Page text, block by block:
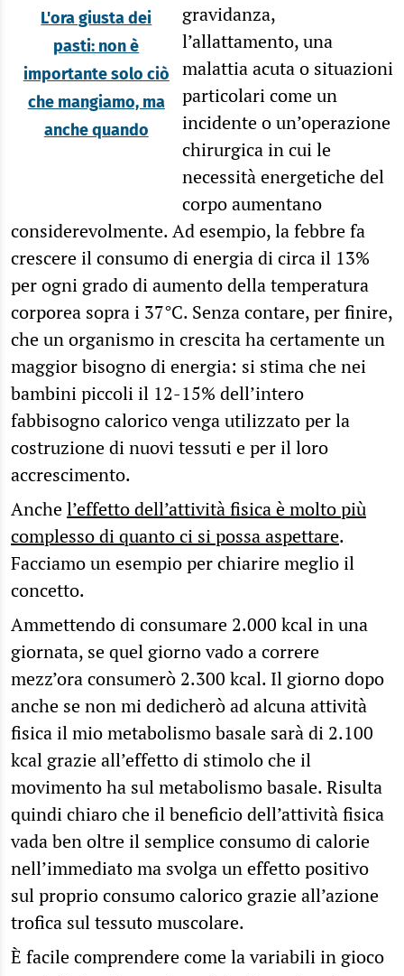
L'ora giusta dei
pasti: non è
importante solo ciò
che mangiamo, ma
anche quando
gravidanza,
l’allattamento, una
malattia acuta o situazioni
particolari come un
incidente o un’operazione
chirurgica in cui le
necessità energetiche del
corpo aumentano
considerevolmente. Ad esempio, la febbre fa
crescere il consumo di energia di circa il 13%
per ogni grado di aumento della temperatura
corporea sopra i 37°C. Senza contare, per finire,
che un organismo in crescita ha certamente un
maggior bisogno di energia: si stima che nei
bambini piccoli il 12-15% dell’intero
fabbisogno calorico venga utilizzato per la
costruzione di nuovi tessuti e per il loro
accrescimento.
Anchel’effetto dell’attività fisica è molto più
complesso di quanto ci si possa aspettare.
Facciamo un esempio per chiarire meglio il
concetto.
Ammettendo di consumare 2.000 kcal in una
giornata, se quel giorno vado a correre
mezz’ora consumerò 2.300 kcal. Il giorno dopo
anche se non mi dedicherò ad alcuna attività
fisica il mio metabolismo basale sarà di 2.100
kcal grazie all’effetto di stimolo che il
movimento ha sul metabolismo basale. Risulta
quindi chiaro che il beneficio dell’attività fisica
vada ben oltre il semplice consumo di calorie
nell’immediato ma svolga un effetto positivo
sul proprio consumo calorico grazie all’azione
trofica sul tessuto muscolare.
È facile comprendere come la variabili in gioco